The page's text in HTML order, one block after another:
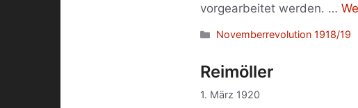
vorgearbeitet werden. …
Kategorien
Novemberrevolution 1918/19
Reimöller
1. März 1920